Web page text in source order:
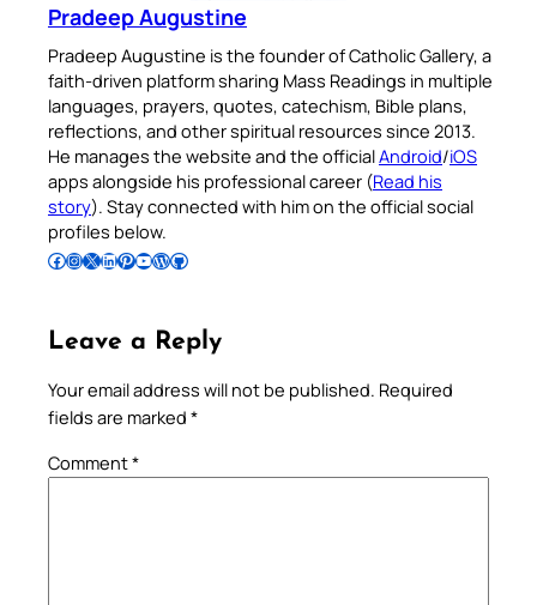
Pradeep Augustine
Pradeep Augustine is the founder of Catholic Gallery, a
faith-driven platform sharing Mass Readings in multiple
languages, prayers, quotes, catechism, Bible plans,
reflections, and other spiritual resources since 2013.
He manages the website and the officialAndroid/iOS
apps alongside his professional career (Read his
story). Stay connected with him on the official social
profiles below.
Follow Pradeep on Facebook Follow Pradeep on InstagramFollow Pradeep on X Follow Pradeep on LinkedIn Follow Pradeep on Pinterest Subscribe to Pradeep’s Youtube Channel Follow Pradeep on WordPress Follow Pradeep on GitHub
Leave a Reply
Your email address will not be published. Required
fields are marked *
Comment*